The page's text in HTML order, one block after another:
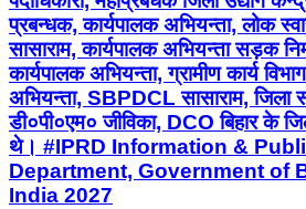
प्रबन्धक, कार्यपालक अभियन्ता, लोक
सासाराम, कार्यपालक अभियन्ता सड़क
कार्यपालक अभियन्ता, ग्रामीण कार्य
अभियन्ता, SBPDCL सासाराम,
डी०पी०एम० जीविका, DCO बिहार के
थे। #IPRD Information &
Department, Government of
India 2027